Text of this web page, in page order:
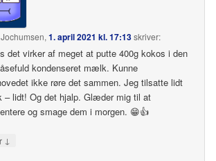
,1. april 2021 kl. 17:13skriver:
det virker af meget at putte 400g kokos i den
kondenseret mælk. Kunne
ikke røre det sammen. Jeg tilsatte lidt
– lidt! Og det hjalp. Glæder mig til at
og smage dem i morgen. 😁👍
↓